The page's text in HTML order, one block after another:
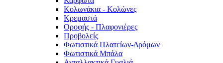
Κολωνάκια - Κολώνες
Κρεμαστά
Οροφής - Πλαφονιέρες
Προβολείς
Φωτιστικά Πλατείων-Δρόμων
Φωτιστικά Μπάλα